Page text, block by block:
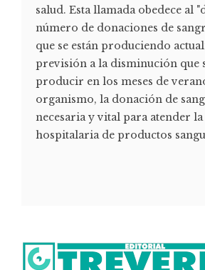
salud. Esta llamada obedece al
número de donaciones de
que se están produciendo
previsión a la disminución que
producir en los meses de
organismo, la donación de
necesaria y vital para atender
hospitalaria de productos